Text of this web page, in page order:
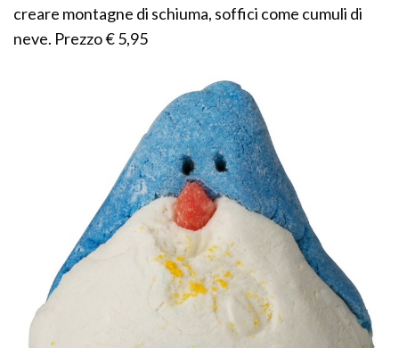
creare montagne di schiuma, soffici come cumuli di
neve. Prezzo € 5,95